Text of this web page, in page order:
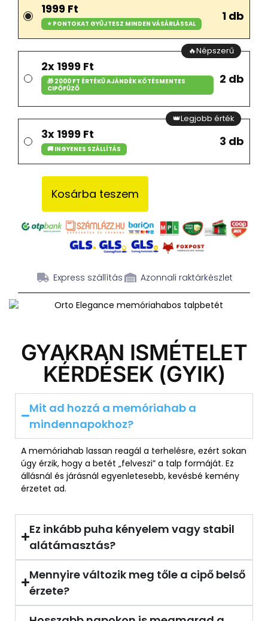
1999 Ft
⭐ PONTOKAT GYŰJTESZ MINDEN VÁSÁRLÁSSAL 1 db
🔥Népszerű
2x 1999 Ft
🎁 2000 FT ÉRTÉKŰ AJÁNDÉK KÖTÉSMENTES
CIPŐFŰZŐ
2 db
👑Legjobb érték
3x 1999 Ft
🚚 INGYENES SZÁLLÍTÁS 3 db
Kosárba teszem
Express szállítás Azonnali raktárkészlet
GYAKRAN ISMÉTELET
KÉRDÉSEK (GYIK)
Mit ad hozzá a memóriahab a
mindennapokhoz?
A memóriahab lassan reagál a terhelésre, ezért sokan
úgy érzik, hogy a betét „felveszi” a talp formáját. Ez
állásnál és járásnál egyenletesebb, kevésbé kemény
érzetet ad.
Ez inkább puha kényelem vagy stabil
alátámasztás?
Mennyire változik meg tőle a cipő belső
érzete?